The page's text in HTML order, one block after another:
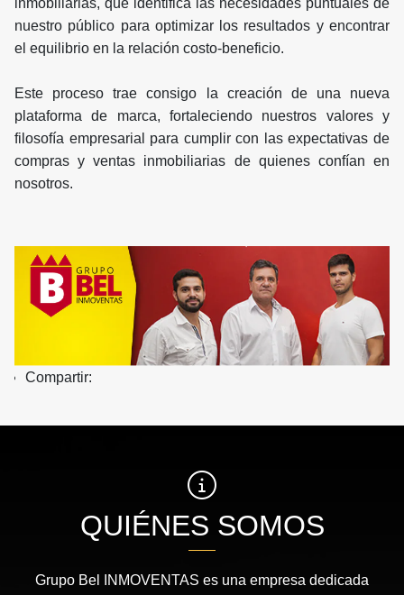
inmobiliarias, que identifica las necesidades puntuales de
nuestro público para optimizar los resultados y encontrar
el equilibrio en la relación costo-beneficio.
Este proceso trae consigo la creación de una nueva
plataforma de marca, fortaleciendo nuestros valores y
filosofía empresarial para cumplir con las expectativas de
compras y ventas inmobiliarias de quienes confían en
nosotros.
Compartir:
QUIÉNES SOMOS
Grupo Bel INMOVENTAS es una empresa dedicada